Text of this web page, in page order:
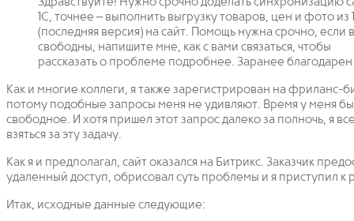
1С, точнее – выполнить выгрузку товаров, цен и фото из
(последняя версия) на сайт. Помощь нужна срочно, если
свободны, напишите мне, как с вами связаться, чтобы
рассказать о проблеме подробнее. Заранее благодарен
Как и многие коллеги, я также зарегистрирован на фриланс-
потому подобные запросы меня не удивляют. Время у меня
свободное. И хотя пришел этот запрос далеко за полночь, я
взяться за эту задачу.
Как я и предполагал, сайт оказался на Битрикс. Заказчик
удаленный доступ, обрисовал суть проблемы и я приступил к
Итак, исходные данные следующие: